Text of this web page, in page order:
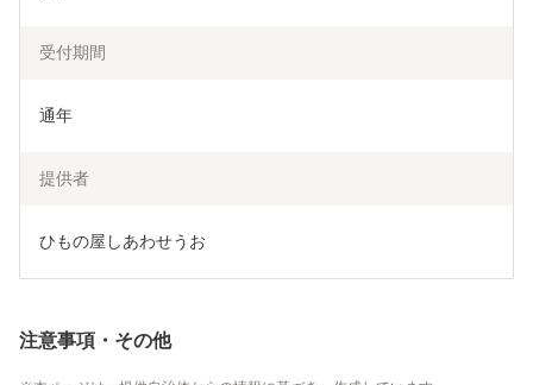
受付期間
通年
提供者
ひもの屋しあわせうお
注意事項・その他